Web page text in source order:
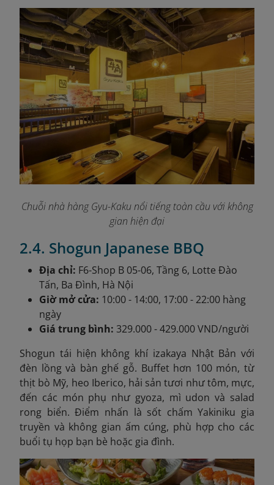
Chuỗi nhà hàng Gyu-Kaku nổi tiếng toàn cầu với không
gian hiện đại
2.4. Shogun Japanese BBQ
Địa chỉ: F6-Shop B 05-06, Tầng 6, Lotte Đào
Tấn, Ba Đình, Hà Nội
Giờ mở cửa: 10:00 - 14:00, 17:00 - 22:00 hàng
ngày
Giá trung bình: 329.000 - 429.000 VND/người
Shogun tái hiện không khí izakaya Nhật Bản với
đèn lồng và bàn ghế gỗ. Buffet hơn 100 món, từ
thịt bò Mỹ, heo Iberico, hải sản tươi như tôm, mực,
đến các món phụ như gyoza, mì udon và salad
rong biển. Điểm nhấn là sốt chấm Yakiniku gia
truyền và không gian ấm cúng, phù hợp cho các
buổi tụ họp bạn bè hoặc gia đình.